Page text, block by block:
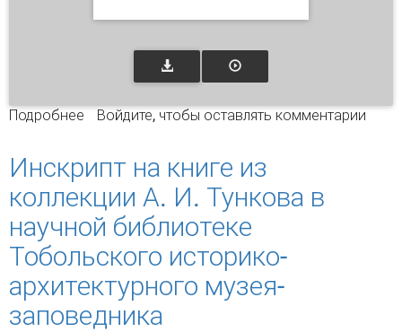
Подробнее о Редкая научная книга как источник
библиотеках
Войдите, чтобы оставлять комментарии
Инскрипт на книге из
коллекции А. И. Тункова в
научной библиотеке
Тобольского историко-
архитектурного музея-
заповедника